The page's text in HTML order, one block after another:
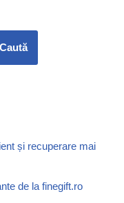
Caută
și recuperare mai
de la finegift.ro